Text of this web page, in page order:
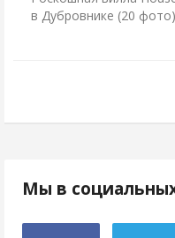
в Дубровнике (20 фото)
Мы в